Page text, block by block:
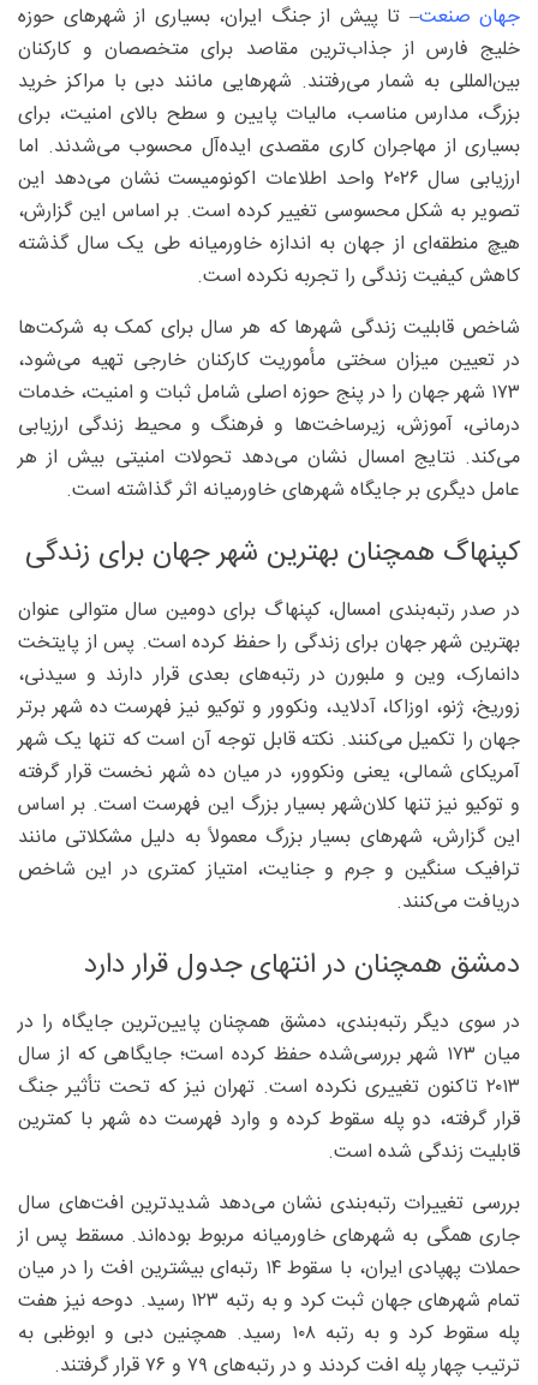
جهان صنعت– تا پیش از جنگ ایران، بسیاری از شهرهای حوزه
خلیج فارس از جذاب‌ترین مقاصد برای متخصصان و کارکنان
بین‌المللی به شمار می‌رفتند. شهرهایی مانند دبی با مراکز خرید
بزرگ، مدارس مناسب، مالیات پایین و سطح بالای امنیت، برای
بسیاری از مهاجران کاری مقصدی ایده‌آل محسوب می‌شدند. اما
ارزیابی سال ۲۰۲۶ واحد اطلاعات اکونومیست نشان می‌دهد این
تصویر به شکل محسوسی تغییر کرده است. بر اساس این گزارش،
هیچ منطقه‌ای از جهان به اندازه خاورمیانه طی یک سال گذشته
کاهش کیفیت زندگی را تجربه نکرده است.
شاخص قابلیت زندگی شهرها که هر سال برای کمک به شرکت‌ها
در تعیین میزان سختی مأموریت کارکنان خارجی تهیه می‌شود،
۱۷۳ شهر جهان را در پنج حوزه اصلی شامل ثبات و امنیت، خدمات
درمانی، آموزش، زیرساخت‌ها و فرهنگ و محیط زندگی ارزیابی
می‌کند. نتایج امسال نشان می‌دهد تحولات امنیتی بیش از هر
عامل دیگری بر جایگاه شهرهای خاورمیانه اثر گذاشته است.
کپنهاگ همچنان بهترین شهر جهان برای زندگی
در صدر رتبه‌بندی امسال، کپنهاگ برای دومین سال متوالی عنوان
بهترین شهر جهان برای زندگی را حفظ کرده است. پس از پایتخت
دانمارک، وین و ملبورن در رتبه‌های بعدی قرار دارند و سیدنی،
زوریخ، ژنو، اوزاکا، آدلاید، ونکوور و توکیو نیز فهرست ده شهر برتر
جهان را تکمیل می‌کنند. نکته قابل توجه آن است که تنها یک شهر
آمریکای شمالی، یعنی ونکوور، در میان ده شهر نخست قرار گرفته
و توکیو نیز تنها کلان‌شهر بسیار بزرگ این فهرست است. بر اساس
این گزارش، شهرهای بسیار بزرگ معمولاً به دلیل مشکلاتی مانند
ترافیک سنگین و جرم و جنایت، امتیاز کمتری در این شاخص
دریافت می‌کنند.
دمشق همچنان در انتهای جدول قرار دارد
در سوی دیگر رتبه‌بندی، دمشق همچنان پایین‌ترین جایگاه را در
میان ۱۷۳ شهر بررسی‌شده حفظ کرده است؛ جایگاهی که از سال
۲۰۱۳ تاکنون تغییری نکرده است. تهران نیز که تحت تأثیر جنگ
قرار گرفته، دو پله سقوط کرده و وارد فهرست ده شهر با کمترین
قابلیت زندگی شده است.
بررسی تغییرات رتبه‌بندی نشان می‌دهد شدیدترین افت‌های سال
جاری همگی به شهرهای خاورمیانه مربوط بوده‌اند. مسقط پس از
حملات پهپادی ایران، با سقوط ۱۴ رتبه‌ای بیشترین افت را در میان
تمام شهرهای جهان ثبت کرد و به رتبه ۱۲۳ رسید. دوحه نیز هفت
پله سقوط کرد و به رتبه ۱۰۸ رسید. همچنین دبی و ابوظبی به
ترتیب چهار پله افت کردند و در رتبه‌های ۷۹ و ۷۶ قرار گرفتند.